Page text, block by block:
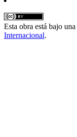
Esta obra está bajo una
Internacional.